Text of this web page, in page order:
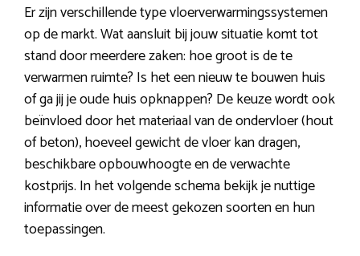
Er zijn verschillende type vloerverwarmingssystemen
op de markt. Wat aansluit bij jouw situatie komt tot
stand door meerdere zaken: hoe groot is de te
verwarmen ruimte? Is het een nieuw te bouwen huis
of ga jij je oude huis opknappen? De keuze wordt ook
beïnvloed door het materiaal van de ondervloer (hout
of beton), hoeveel gewicht de vloer kan dragen,
beschikbare opbouwhoogte en de verwachte
kostprijs. In het volgende schema bekijk je nuttige
informatie over de meest gekozen soorten en hun
toepassingen.